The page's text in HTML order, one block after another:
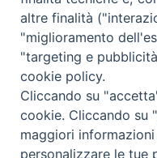
E-mail:
Orari: dal
Lunedì,
altre finalità
"miglioramento
"targeting e
cookie policy.
Cliccando su
cookie. Cliccando su
maggiori
personalizzare le tue